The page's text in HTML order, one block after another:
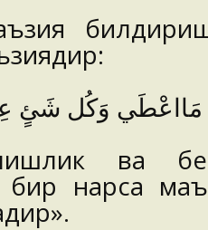
билдириш
مَااعْطَي وَكُل شَئٍ
ва
нарса